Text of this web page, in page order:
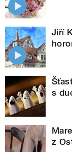
Jiří
s
z